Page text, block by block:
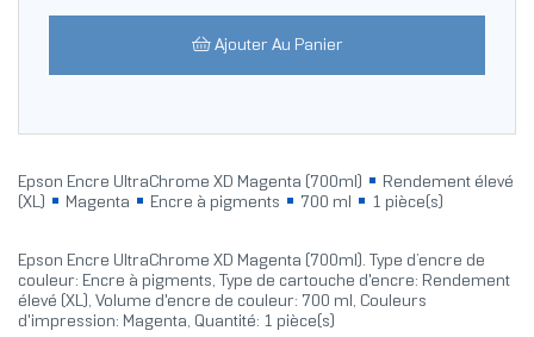
Ajouter Au Panier
Epson Encre UltraChrome XD Magenta (700ml)
Rendement élevé
(XL)
Magenta Encre à pigments 700 ml 1 pièce(s)
Epson Encre UltraChrome XD Magenta (700ml). Type d’encre de
couleur: Encre à pigments, Type de cartouche d'encre: Rendement
élevé (XL), Volume d'encre de couleur: 700 ml, Couleurs
d'impression: Magenta, Quantité: 1 pièce(s)